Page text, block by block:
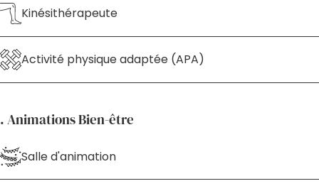
Kinésithérapeute
Activité physique adaptée (APA)
. Animations Bien-être
Salle d'animation